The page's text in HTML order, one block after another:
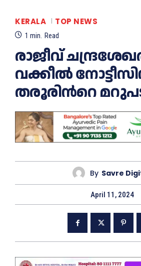
KERALA TOP NEWS
1 min. Read
രാജീവ്
വക്കീല്‍
തരൂരിന്‍റെ
By Savre
April 11, 2024